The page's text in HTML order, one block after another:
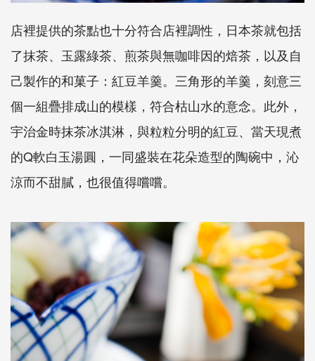
店裡提供的茶點也十分符合店裡調性，日本茶就包括
了抹茶、玉露綠茶、煎茶與無咖啡因的焙茶，以及自
己製作的和菓子：紅豆羊羹。三角形的羊羹，刻意三
個一組疊排成山的模樣，符合枯山水的意念。此外，
宇治金時抹茶冰淇淋，與粒粒分明的紅豆、當天現煮
的Q軟白玉湯圓，一同盛裝在花朵造型的陶碗中，沁
涼而不甜膩，也很值得嚐嚐。